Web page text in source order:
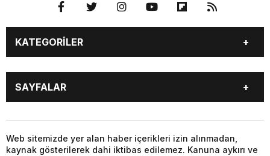
KATEGORİLER
GÜNDEM
SEKTÖR ÖZEL
DÜNYA
EKONOMİ
SPOR
SAYFALAR
DÜNYA
SİYASET
EKONOMİ
SPOR
Web sitemizde yer alan haber içerikleri izin alınmadan,
kaynak gösterilerek dahi iktibas edilemez. Kanuna aykırı ve